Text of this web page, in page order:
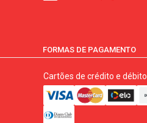
FORMAS DE PAGAMENTO
Cartões de crédito e débito